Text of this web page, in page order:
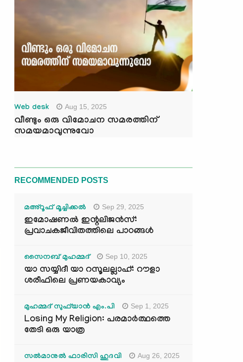
Web desk Aug 15, 2025
വീണ്ടും ഒരു വിമോചന സമരത്തിന്
സമയമാവുന്നുവോ
RECOMMENDED POSTS
മഅ്റൂഫ് മൂച്ചിക്കല്‍ Sep 29, 2025
ഇമോഷണൽ ഇന്റലിജൻസ്:
പ്രവാചകജീവിതത്തിലെ പാഠങ്ങൾ
സൈനബ് മുഹമ്മദ് Sep 10, 2025
യാ സയ്യിദീ യാ റസൂലല്ലാഹ്: റൗളാ
ശരീഫിലെ പ്രണയകാവ്യം
മുഹമ്മദ് സുഫ്‌യാൻ എം.പി Sep 1, 2025
Losing My Religion: പരമാർത്ഥത്തെ
തേടി ഒരു യാത്ര
സൽമാനുൽ ഫാരിസി ഹുദവി Aug 26, 2025